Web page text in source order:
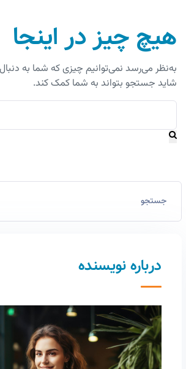
هیچ چیز در اینجا
به‌نظر می‌رسد نمی‌توانیم چیزی که شما به
شاید جستجو بتواند به شما کمک کند.
درباره نویسنده